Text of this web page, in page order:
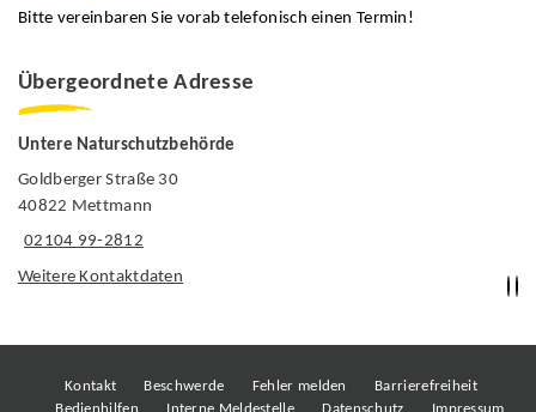
Bitte vereinbaren Sie vorab telefonisch einen Termin!
Übergeordnete Adresse
Untere Naturschutzbehörde
Goldberger Straße 30
40822 Mettmann
02104 99-2812
Weitere Kontaktdaten
Kontakt Beschwerde Fehler melden
Barrierefreiheit
Bedienhilfen
Interne Meldestelle Datenschutz Impressum